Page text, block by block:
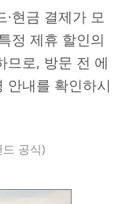
·현금 결제가 모
정 제휴 할인의
므로, 방문 전 에
안내를 확인하시
공식